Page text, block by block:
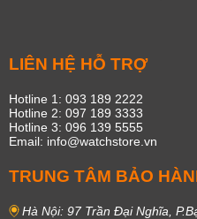
LIÊN HỆ HỖ TRỢ
Hotline 1: 093 189 2222
Hotline 2: 097 189 3333
Hotline 3: 096 139 5555
Email: info@watchstore.vn
TRUNG TÂM BẢO
Hà Nội: 97 Trần Đại Nghĩa,